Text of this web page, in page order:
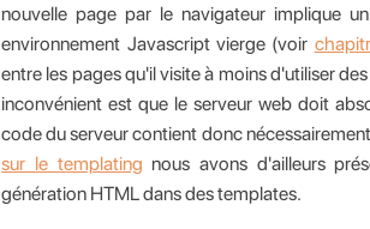
nouvelle page par le navigateur implique
environnement Javascript vierge (voir
entre les pages qu'il visite à moins d'utiliser
inconvénient est que le serveur web doit
code du serveur contient donc
sur le templating nous avons d'ailleurs
génération HTML dans des templates.